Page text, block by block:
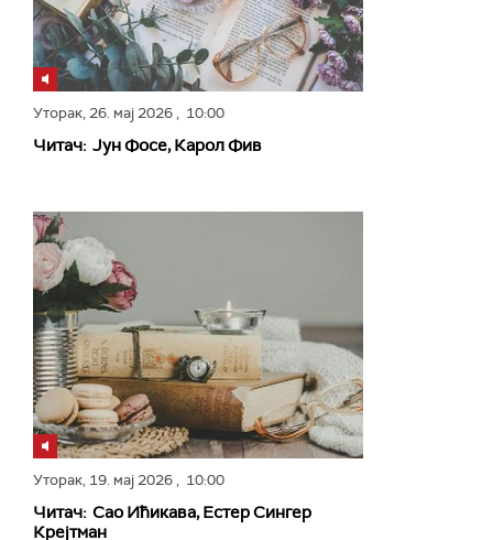
Уторак,26. мај 2026, 10:00
Читач: Јун Фосе, Карол Фив
Уторак, 19. мај 2026, 10:00
Читач: Сао Ићикава, Естер Сингер
Крејтман